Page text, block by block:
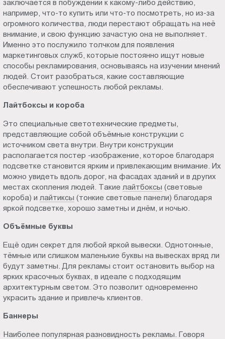
заключается в побуждении к какому-либо действию,
например, что-то купить или что-то посмотреть, но из-за
огромного количества, люди перестают обращать на неё
внимание, и свою функцию зачастую она не выполняет.
Именно это послужило толчком для появления
маркетинговых служб, которые постоянно ищут новые
способы рекламирования, основываясь на изучении мнений
людей. Стоит разобраться, какие составляющие
обеспечивают успешность любой рекламы.
Лайтбоксы и короба
Это специальные светотехнические предметы,
представляющие собой объёмные конструкции с
источником света внутри. Внутри конструкции
располагается постер -изображение, которое благодаря
подсветке становится ярким и привлекающим внимание. Их
можно увидеть вдоль дорог, на фасадах зданий и в других
местах скопления людей. Такие лайтбоксы (световые
короба) и лайтиксы (тонкие световые панели) благодаря
яркой подсветке, хорошо заметны и днём, и ночью.
Объёмные буквы
Ещё один секрет для любой яркой вывески. Однотонные,
тёмные или слишком маленькие буквы на вывесках вряд ли
будут заметны. Для рекламы стоит остановить выбор на
ярких красочных буквах, в идеале с подходящим
архитектурным светом. Это позволит одновременно
украсить здание и привлечь клиентов.
Баннеры
Наиболее популярная разновидность рекламы. Говоря
9.00-
18.00
Сб.,
Вс.:
выходной